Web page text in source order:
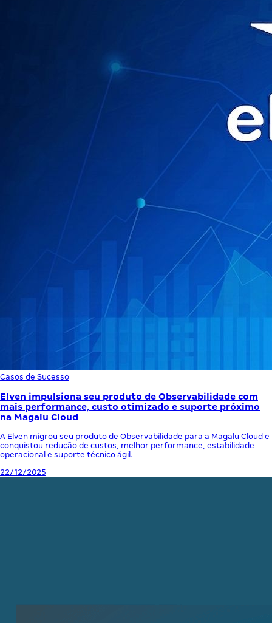
Casos de Sucesso
Elven impulsiona seu produto de Observabilidade com
mais performance, custo otimizado e suporte próximo
na Magalu Cloud
A Elven migrou seu produto de Observabilidade para a Magalu Cloud e
conquistou redução de custos, melhor performance, estabilidade
operacional e suporte técnico ágil.
22/12/2025